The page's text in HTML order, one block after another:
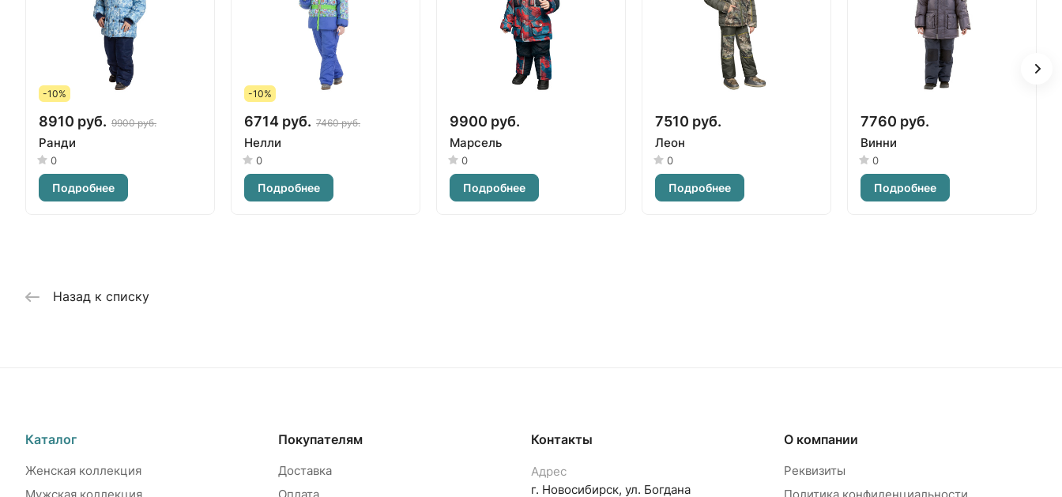
-10%
8910 руб. 9900 руб.
Ранди
0
Подробнее
-10%
6714 руб. 7460 руб.
Нелли
0
Подробнее
9900 руб.
Марсель
0
Подробнее
7510 руб.
Леон
0
Подробнее
7760 руб.
Винни
0
Подробнее
Назад к списку
Каталог
Женская коллекция
Покупателям
Доставка
Контакты
Адрес
г. Новосибирск, ул. Богдана
О компании
Реквизиты